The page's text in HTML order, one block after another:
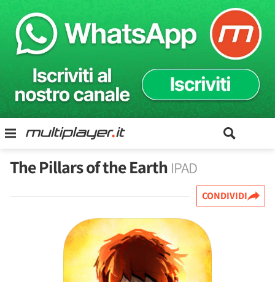
The Pillars of the Earth IPAD
CONDIVIDI